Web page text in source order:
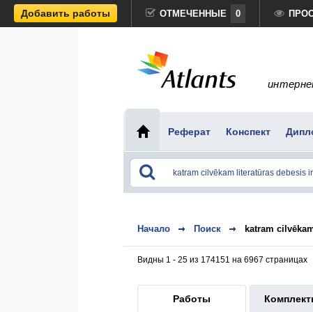
Добавить работы ОТМЕЧЕННЫЕ 0
Реферат Конспект
Начало Поиск katram
Видны 1 - 25 из 174151 на 6967 страницах
Работы